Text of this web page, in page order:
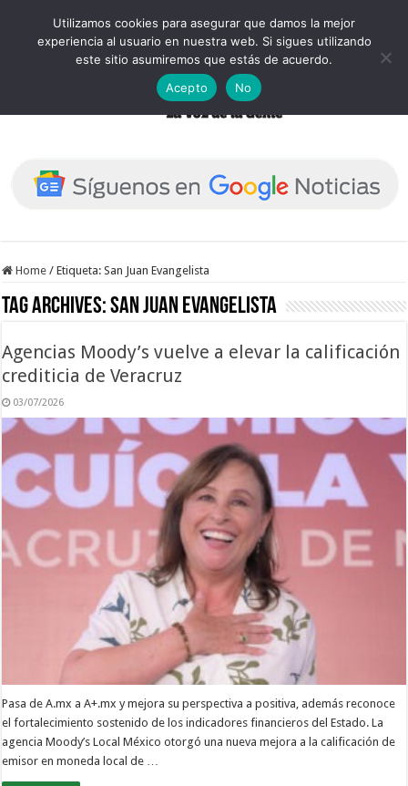
Home / Etiqueta:San Juan Evangelista
Tag Archives:San Juan Evangelista
Agencias Moody’s vuelve a elevar la calificación
crediticia de Veracruz
03/07/2026
Pasa de A.mx a A+.mx y mejora su perspectiva a positiva, además reconoce
el fortalecimiento sostenido de los indicadores financieros del Estado. La
agencia Moody’s Local México otorgó una nueva mejora a la calificación de
emisor en moneda local de …
Utilizamos cookies para asegurar que damos la mejor
experiencia al usuario en nuestra web. Si sigues utilizando
este sitio asumiremos que estás de acuerdo.
Acepto
No